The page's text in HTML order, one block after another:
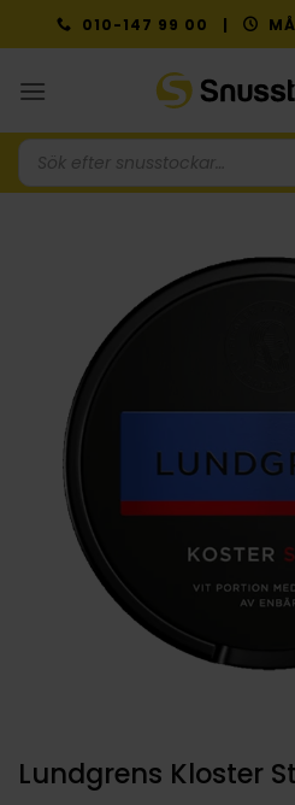
to
010-147 99 00 |
Produktsökning
Lundgrens Kloster